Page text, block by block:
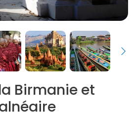
Birmanie et